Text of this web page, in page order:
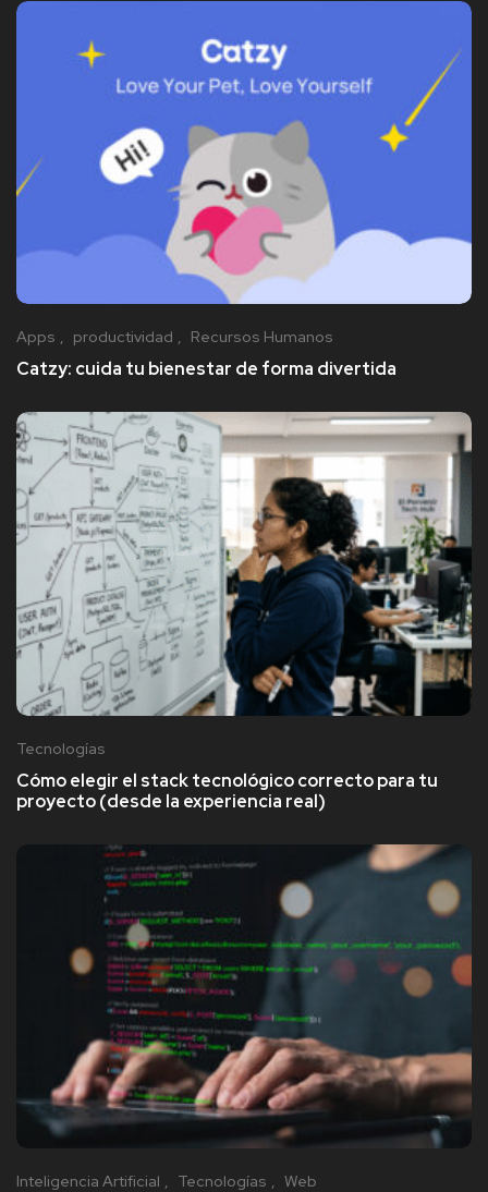
Apps productividad Recursos Humanos
Catzy: cuida tu bienestar de forma divertida
Tecnologías
Cómo elegir el stack tecnológico correcto para tu
proyecto (desde la experiencia real)
Inteligencia Artificial Tecnologías Web